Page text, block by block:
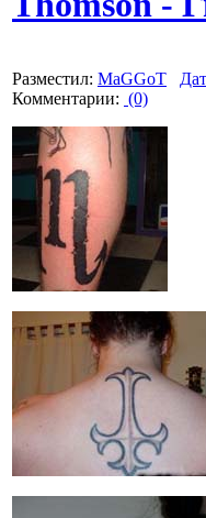
Разместил: MaGGoT
Комментарии: (0)